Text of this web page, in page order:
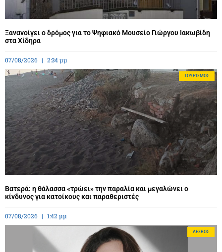
Ξανανοίγει ο δρόμος για το Ψηφιακό Μουσείο Γιώργου Ιακωβίδη
στα Χίδηρα
07/08/2026 2:34 μμ
ΤΟΥΡΙΣΜΌΣ
Βατερά: η θάλασσα «τρώει» την παραλία και μεγαλώνει ο
κίνδυνος για κατοίκους και παραθεριστές
07/08/2026 1:42 μμ
ΛΈΣΒΟΣ